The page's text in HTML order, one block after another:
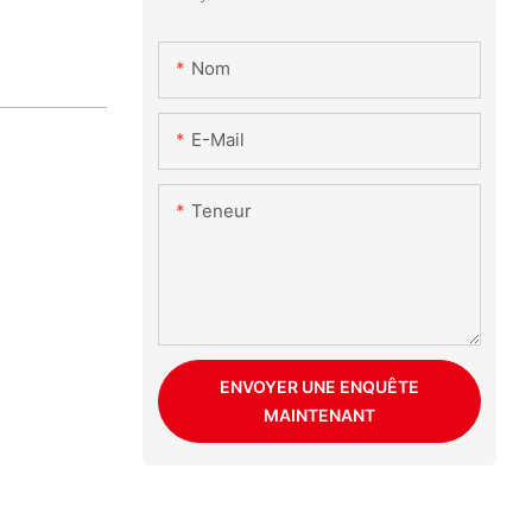
Nom
E-Mail
Teneur
ENVOYER UNE ENQUÊTE
MAINTENANT